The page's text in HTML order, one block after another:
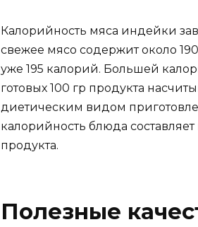
Калорийность мяса индейки
свежее мясо содержит около
уже 195 калорий. Большей
готовых 100 гр продукта
диетическим видом
калорийность блюда
продукта.
Полезные